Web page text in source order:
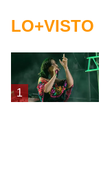
LO+VISTO
1